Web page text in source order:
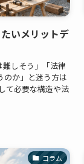
いメリットデ
しそう」「法律
のか」と迷う方は
て必要な構造や法
コラム